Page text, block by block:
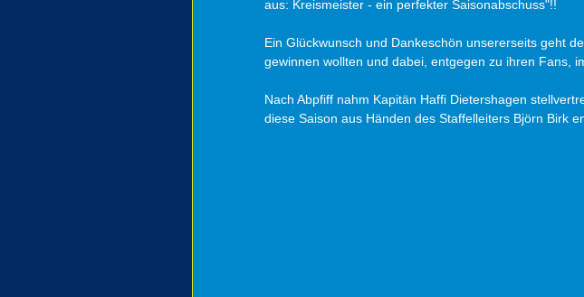
aus: Kreismeister - ein perfekter Saisonabschuss"!!
Ein Glückwunsch und Dankeschön unsererseits geht
gewinnen wollten und dabei, entgegen zu ihren Fans,
Nach Abpfiff nahm Kapitän Haffi Dietershagen
diese Saison aus Händen des Staffelleiters Björn Birk